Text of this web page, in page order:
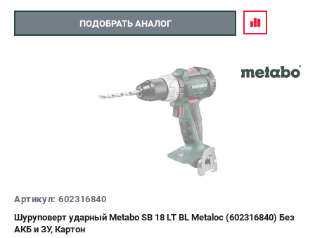
ПОДОБРАТЬ АНАЛОГ
Артикул: 602316840
Шуруповерт ударный Metabo SB 18 LT BL Metaloc (602316840) Без
АКБ и ЗУ, Картон